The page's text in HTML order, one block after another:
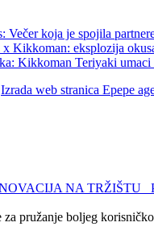
Večer koja je spojila
Kikkoman: eksplozija
Kikkoman Teriyaki umaci
Izrada web stranica Epepe
NA TRŽIŠTU
pružanje boljeg